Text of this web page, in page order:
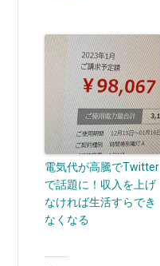
電気代が高騰でTwitter
で話題に！収入を上げ
なければ生活すらでき
なくなる